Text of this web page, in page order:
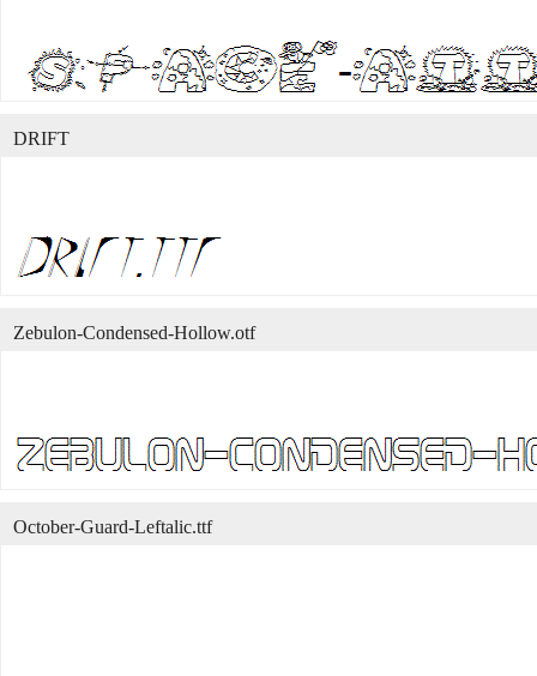
DRIFT
Zebulon-Condensed-Hollow.otf
October-Guard-Leftalic.ttf